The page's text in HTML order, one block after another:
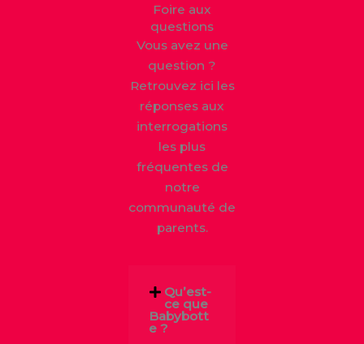
Foire aux
questions
Vous avez une
question ?
Retrouvez ici les
réponses aux
interrogations
les plus
fréquentes de
notre
communauté de
parents.
Qu’est-
ce que
Babybott
e ?